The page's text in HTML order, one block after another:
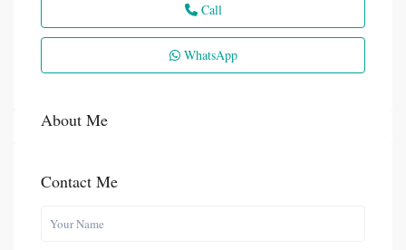
Call
WhatsApp
About Me
Contact Me